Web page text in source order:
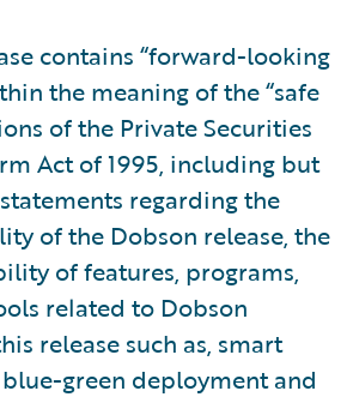
contains “forward-looking
the meaning of the “safe
of the Private Securities
Act of 1995, including but
regarding the
of the Dobson release, the
of features, programs,
related to Dobson
release such as, smart
green deployment and